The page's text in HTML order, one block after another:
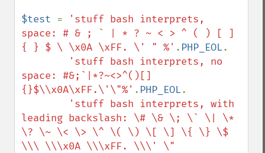
$test =
'stuff bash interprets,
space: # & ; ` | * ? ~ < > ^ ( ) [ ]
{ } $ \ \x0A \xFF. \' " %' . PHP_EOL.
'stuff bash interprets, no
space: #&;`|*?~<>^()[]
{}$\\x0A\xFF.\'\"%' . PHP_EOL.
'stuff bash interprets, with
leading backslash: \# \& \; \` \| \*
\? \~ \< \> \^ \( \) \[ \] \{ \} \$
\\\ \\\x0A \\\xFF. \\\' \"